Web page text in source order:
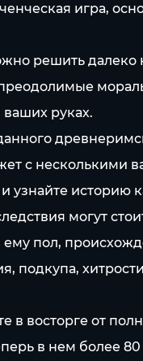
игра,
решить
руках.
с несколькими
узнайте историю
могут
ему пол,
подкупа,
в восторге от
в нем более